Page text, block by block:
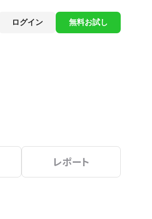
ログイン 無料お試し
レポート